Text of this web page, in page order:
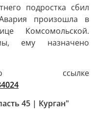
подростка сбил
произошла в
Комсомольской.
ему назначено
ссылке
45 | Курган"